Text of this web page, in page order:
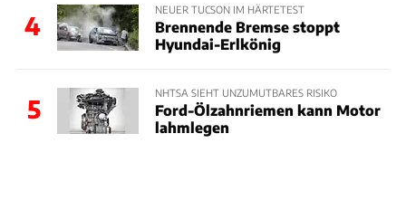
4
NEUER TUCSON IM HÄRTETEST
Brennende Bremse stoppt
Hyundai-Erlkönig
5
NHTSA SIEHT UNZUMUTBARES RISIKO
Ford-Ölzahnriemen kann Motor
lahmlegen